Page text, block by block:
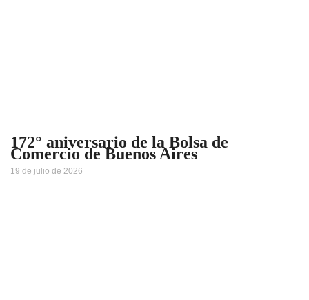
172° aniversario de la Bolsa de
Comercio de Buenos Aires
19 de julio de 2026